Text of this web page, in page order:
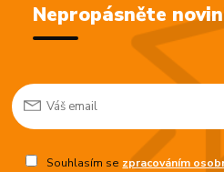
Nepropásněte
Souhlasím se zpracováním